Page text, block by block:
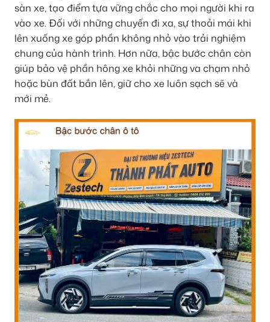
sàn xe, tạo điểm tựa vững chắc cho mọi người khi ra
vào xe. Đối với những chuyến đi xa, sự thoải mái khi
lên xuống xe góp phần không nhỏ vào trải nghiệm
chung của hành trình. Hơn nữa, bậc bước chân còn
giúp bảo vệ phần hông xe khỏi những va chạm nhỏ
hoặc bùn đất bắn lên, giữ cho xe luôn sạch sẽ và
mới mẻ.